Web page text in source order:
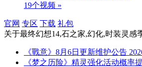
19个视频 »
官网 专区 下载 礼包
关于最终幻想14,石之家,幻化,时装灵感
《戰意》8月6日更新维护公告
《梦之历险》精灵强化活动概率